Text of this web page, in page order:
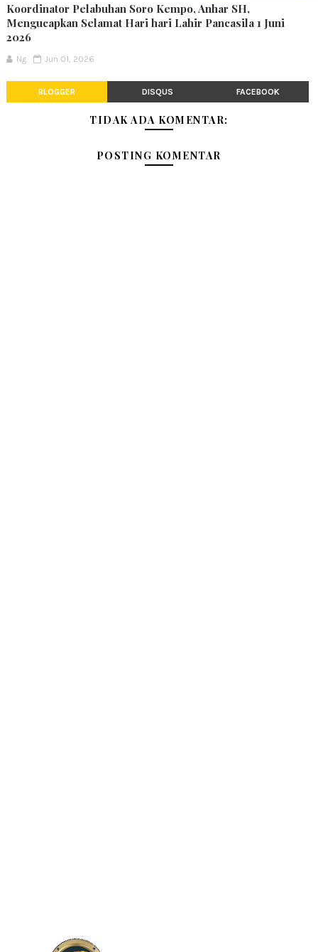
Koordinator Pelabuhan Soro Kempo, Anhar SH,
Mengucapkan Selamat Hari hari Lahir Pancasila 1 Juni
2026
Ng Jun 01, 2026
BLOGGER DISQUS FACEBOOK
TIDAK ADA KOMENTAR:
POSTING KOMENTAR